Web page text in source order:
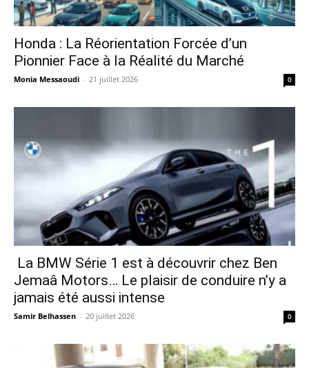
Honda : La Réorientation Forcée d’un
Pionnier Face à la Réalité du Marché
Monia Messaoudi - 21 juillet 2026 0
La BMW Série 1 est à découvrir chez Ben
Jemaâ Motors… Le plaisir de conduire n’y a
jamais été aussi intense
Samir Belhassen - 20 juillet 2026 0